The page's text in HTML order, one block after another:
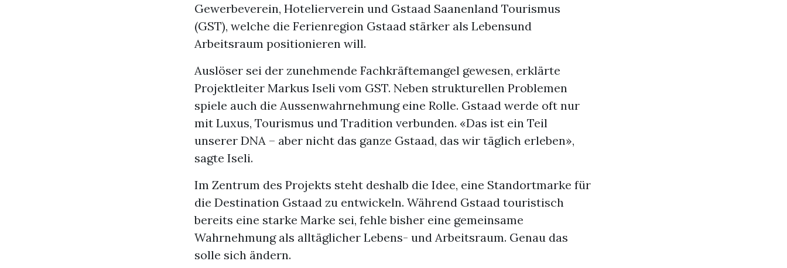
Gewerbeverein, Hotelierverein und Gstaad Saanenland Tourismus
(GST), welche die Ferienregion Gstaad stärker als Lebensund
Arbeitsraum positionieren will.
Auslöser sei der zunehmende Fachkräftemangel gewesen, erklärte
Projektleiter Markus Iseli vom GST. Neben strukturellen Problemen
spiele auch die Aussenwahrnehmung eine Rolle. Gstaad werde oft nur
mit Luxus, Tourismus und Tradition verbunden. «Das ist ein Teil
unserer DNA – aber nicht das ganze Gstaad, das wir täglich erleben»,
sagte Iseli.
Im Zentrum des Projekts steht deshalb die Idee, eine Standortmarke für
die Destination Gstaad zu entwickeln. Während Gstaad touristisch
bereits eine starke Marke sei, fehle bisher eine gemeinsame
Wahrnehmung als alltäglicher Lebens- und Arbeitsraum. Genau das
solle sich ändern.